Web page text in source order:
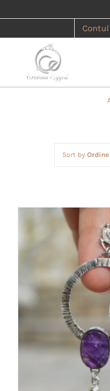
Sort by